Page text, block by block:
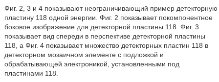
Фиг. 2, 3 и 4 показывают неограничивающий пример детекторную
пластину 118 одной энергии. Фиг. 2 показывает покомпонентное
боковое изображение для детекторной пластины 118. Фиг. 3
показывает вид спереди в перспективе детекторной пластины
118, а Фиг. 4 показывает множество детекторных пластин 118 в
детекторном мозаичном элементе с подложкой и
обрабатывающей электроникой, установленными под
пластинами 118.